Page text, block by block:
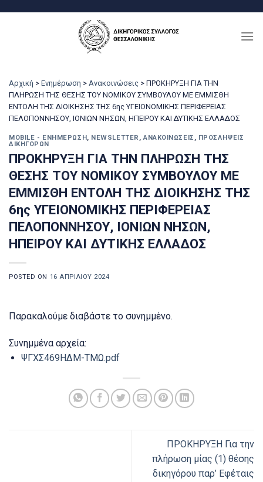
Αρχική > Ενημέρωση > Ανακοινώσεις > ΠΡΟΚΗΡΥΞΗ ΓΙΑ ΤΗΝ
ΠΛΗΡΩΣΗ ΤΗΣ ΘΕΣΗΣ ΤΟΥ ΝΟΜΙΚΟΥ ΣΥΜΒΟΥΛΟΥ ΜΕ ΕΜΜΙΣΘΗ
ΕΝΤΟΛΗ ΤΗΣ ΔΙΟΙΚΗΣΗΣ ΤΗΣ 6ης ΥΓΕΙΟΝΟΜΙΚΗΣ ΠΕΡΙΦΕΡΕΙΑΣ
ΠΕΛΟΠΟΝΝΗΣΟΥ, ΙΟΝΙΩΝ ΝΗΣΩΝ, ΗΠΕΙΡΟΥ ΚΑΙ ΔΥΤΙΚΗΣ ΕΛΛΑΔΟΣ
MOBILE - ΕΝΗΜΈΡΩΣΗ, NEWSLETTER ,ΑΝΑΚΟΙΝΏΣΕΙΣ , ΠΡΟΣΛΉΨΕΙΣ
ΔΙΚΗΓΌΡΩΝ
ΠΡΟΚΗΡΥΞΗ ΓΙΑ ΤΗΝ ΠΛΗΡΩΣΗ ΤΗΣ
ΘΕΣΗΣ ΤΟΥ ΝΟΜΙΚΟΥ ΣΥΜΒΟΥΛΟΥ ΜΕ
ΕΜΜΙΣΘΗ ΕΝΤΟΛΗ ΤΗΣ ΔΙΟΙΚΗΣΗΣ ΤΗΣ
6ης ΥΓΕΙΟΝΟΜΙΚΗΣ ΠΕΡΙΦΕΡΕΙΑΣ
ΠΕΛΟΠΟΝΝΗΣΟΥ, ΙΟΝΙΩΝ ΝΗΣΩΝ,
ΗΠΕΙΡΟΥ ΚΑΙ ΔΥΤΙΚΗΣ ΕΛΛΑΔΟΣ
POSTED ON 16 ΑΠΡΙΛΊΟΥ 2024
Παρακαλούμε διαβάστε το συνημμένο.
Συνημμένα αρχεία:
ΨΓΧΣ469ΗΔΜ-ΤΜΩ.pdf
ΠΡΟΚΗΡΥΞΗ Για την
πλήρωση μίας (1) θέσης
δικηγόρου παρ’ Εφέταις